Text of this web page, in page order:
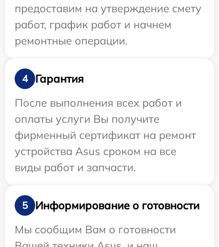
предоставим на утверждение смету
работ, график работ и начнем
ремонтные операции.
4
Гарантия
После выполнения всех работ и
оплаты услуги Вы получите
фирменный сертификат на ремонт
устройства Asus сроком на все
виды работ и запчасти.
5
Информирование о готовности
Мы сообщим Вам о готовности